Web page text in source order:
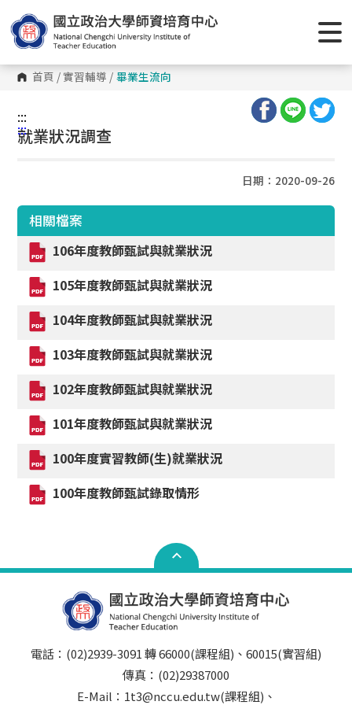
首頁 /實習輔導 / 畢業生流向
:::
:::
就業狀況調查
日期：2020-09-26
相關檔案
106年度教師甄試與就業狀況
105年度教師甄試與就業狀況
104年度教師甄試與就業狀況
103年度教師甄試與就業狀況
102年度教師甄試與就業狀況
101年度教師甄試與就業狀況
100年度實習教師(生)就業狀況
100年度教師甄試錄取情形
電話：(02)2939-3091 轉 66000(課程組)、60015(實習組)
傳真：(02)29387000
E-Mail：1t3@nccu.edu.tw(課程組)、